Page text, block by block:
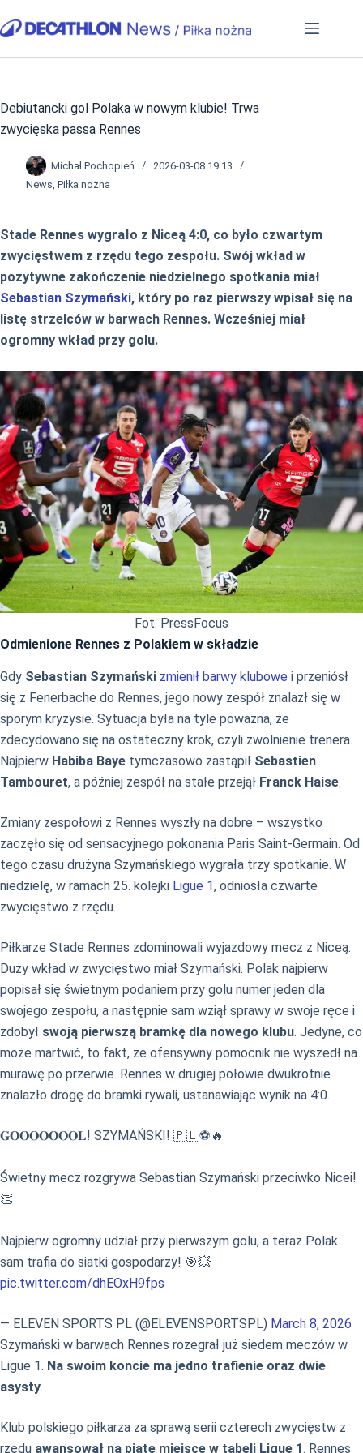
do
Debiutancki gol Polaka w nowym klubie! Trwa
zwycięska passa Rennes
Michał Pochopień
2026-03-08 19:13
News, Piłka nożna
Stade Rennes wygrało z Niceą 4:0, co było czwartym
zwycięstwem z rzędu tego zespołu. Swój wkład w
pozytywne zakończenie niedzielnego spotkania miał
Sebastian Szymański, który po raz pierwszy wpisał się na
listę strzelców w barwach Rennes. Wcześniej miał
ogromny wkład przy golu.
Fot. PressFocus
Odmienione Rennes z Polakiem w składzie
Gdy Sebastian Szymański zmienił barwy klubowe i przeniósł
się z Fenerbache do Rennes, jego nowy zespół znalazł się w
sporym kryzysie. Sytuacja była na tyle poważna, że
zdecydowano się na ostateczny krok, czyli zwolnienie trenera.
Najpierw Habiba Baye tymczasowo zastąpił Sebastien
Tambouret, a później zespół na stałe przejął Franck Haise.
Zmiany zespołowi z Rennes wyszły na dobre – wszystko
zaczęło się od sensacyjnego pokonania Paris Saint-Germain. Od
tego czasu drużyna Szymańskiego wygrała trzy spotkanie. W
niedzielę, w ramach 25. kolejki Ligue 1, odniosła czwarte
zwycięstwo z rzędu.
Piłkarze Stade Rennes zdominowali wyjazdowy mecz z Niceą.
Duży wkład w zwycięstwo miał Szymański. Polak najpierw
popisał się świetnym podaniem przy golu numer jeden dla
swojego zespołu, a następnie sam wziął sprawy w swoje ręce i
zdobył swoją pierwszą bramkę dla nowego klubu. Jedyne, co
może martwić, to fakt, że ofensywny pomocnik nie wyszedł na
murawę po przerwie. Rennes w drugiej połowie dwukrotnie
znalazło drogę do bramki rywali, ustanawiając wynik na 4:0.
𝐆𝐎𝐎𝐎𝐎𝐎𝐎𝐎𝐋! SZYMAŃSKI! 🇵🇱⚽🔥
Świetny mecz rozgrywa Sebastian Szymański przeciwko Nicei!
👏
Najpierw ogromny udział przy pierwszym golu, a teraz Polak
sam trafia do siatki gospodarzy! 🎯💥
pic.twitter.com/dhEOxH9fps
— ELEVEN SPORTS PL (@ELEVENSPORTSPL) March 8, 2026
Szymański w barwach Rennes rozegrał już siedem meczów w
Ligue 1. Na swoim koncie ma jedno trafienie oraz dwie
asysty.
Klub polskiego piłkarza za sprawą serii czterech zwycięstw z
rzędu awansował na piąte miejsce w tabeli Ligue 1. Rennes